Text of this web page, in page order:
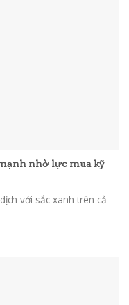
nhờ lực mua kỹ
với sắc xanh trên cả